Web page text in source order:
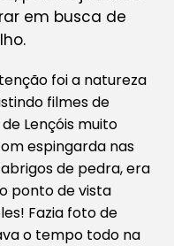
em busca de
foi a natureza
filmes de
Lençóis muito
espingarda nas
de pedra, era
ponto de vista
Fazia foto de
o tempo todo na